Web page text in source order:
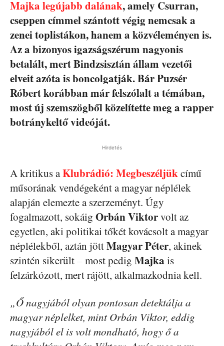
Majka legújabb dalának, amely Csurran,
cseppen címmel szántott végig nemcsak a
zenei toplistákon, hanem a közvéleményen is.
Az a bizonyos igazságszérum nagyonis
betalált, mert Bindzsisztán állam vezetői
elveit azóta is boncolgatják. Bár Puzsér
Róbert korábban már felszólalt a témában,
most új szemszögből közelítette meg a rapper
botránykeltő videóját.
Hirdetés
A kritikus aKlubrádió: Megbeszéljükcímű
műsorának vendégeként a magyar néplélek
alapján elemezte a szerzeményt. Úgy
fogalmazott, sokáig Orbán Viktorvolt az
egyetlen, aki politikai tőkét kovácsolt a magyar
néplélekből, aztán jöttMagyar Péter, akinek
szintén sikerült – most pedig Majka is
felzárkózott, mert rájött, alkalmazkodnia kell.
„Ő nagyjából olyan pontosan detektálja a
magyar néplelket, mint Orbán Viktor, eddig
nagyjából el is volt mondható, hogy ő a